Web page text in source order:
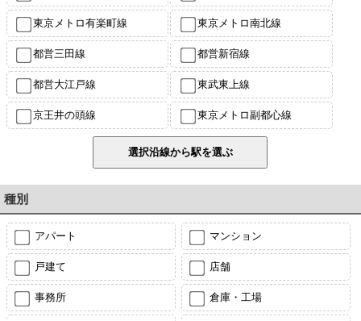
東京メトロ有楽町線 東京メトロ南北線
都営三田線 都営新宿線
都営大江戸線 東武東上線
京王井の頭線 東京メトロ副都心線
種別
アパート マンション
戸建て 店舗
事務所 倉庫・工場